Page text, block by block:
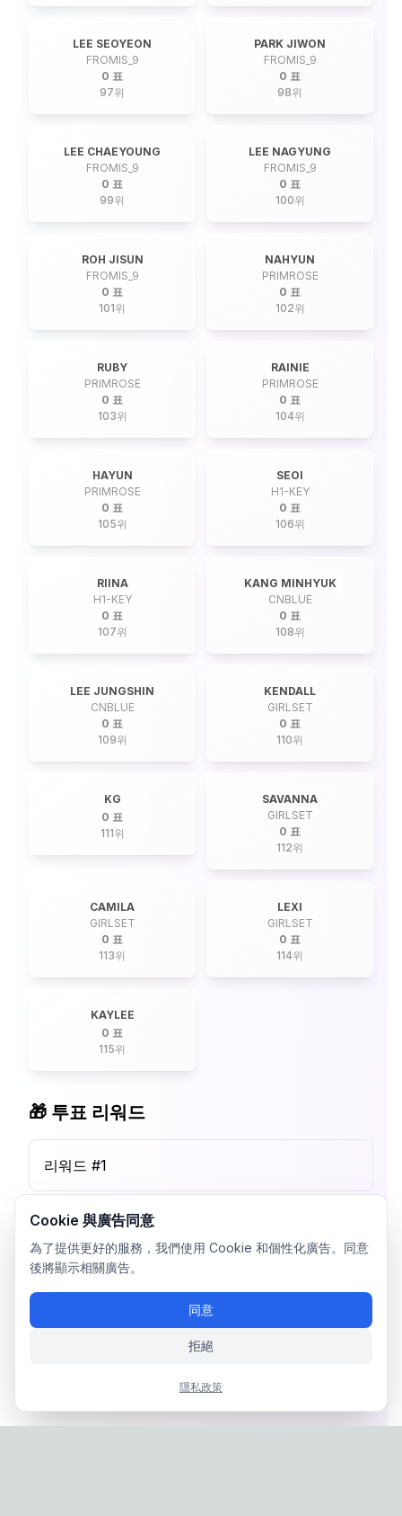
LEE SEOYEON
FROMIS_9
0 표
97위
PARK JIWON
FROMIS_9
0 표
98위
LEE CHAEYOUNG
FROMIS_9
0 표
99위
LEE NAGYUNG
FROMIS_9
0 표
100위
ROH JISUN
FROMIS_9
0 표
101위
NAHYUN
PRIMROSE
0 표
102위
RUBY
PRIMROSE
0 표
103위
RAINIE
PRIMROSE
0 표
104위
HAYUN
PRIMROSE
0 표
105위
SEOI
H1-KEY
0 표
106위
RIINA
H1-KEY
0 표
107위
KANG MINHYUK
CNBLUE
0 표
108위
LEE JUNGSHIN
CNBLUE
0 표
109위
KENDALL
GIRLSET
0 표
110위
KG
0 표
111위
SAVANNA
GIRLSET
0 표
112위
CAMILA
GIRLSET
0 표
113위
LEXI
GIRLSET
0 표
114위
KAYLEE
0 표
115위
🎁 투표 리워드
리워드 #1
Cookie 與廣告同意
為了提供更好的服務，我們使用 Cookie 和個性化廣告。同意
後將顯示相關廣告。
同意
拒絕
隱私政策